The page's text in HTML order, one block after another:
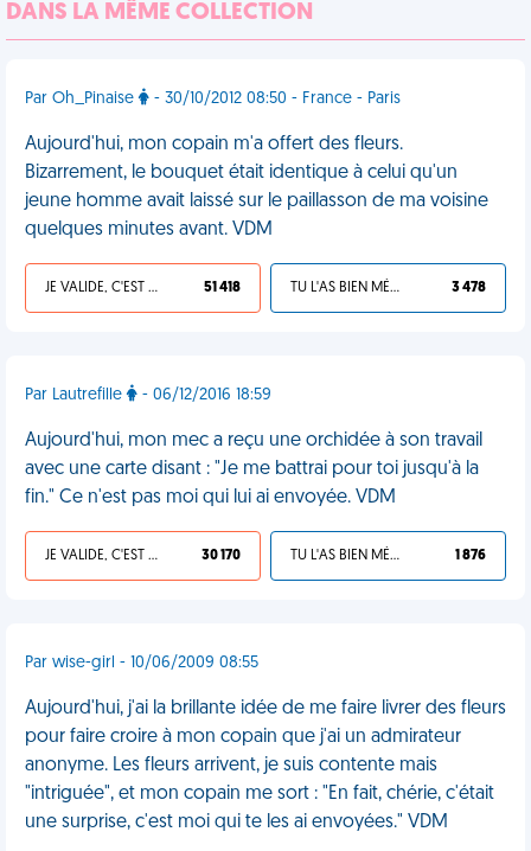
DANS LA MÊME COLLECTION
Par Oh_Pinaise - 30/10/2012 08:50 - France - Paris
Aujourd'hui, mon copain m'a offert des fleurs.
Bizarrement, le bouquet était identique à celui qu'un
jeune homme avait laissé sur le paillasson de ma voisine
quelques minutes avant. VDM
JE VALIDE, C'EST UNE VDM 51 418 TU L'AS BIEN MÉRITÉ 3 478
Par Lautrefille - 06/12/2016 18:59
Aujourd'hui, mon mec a reçu une orchidée à son travail
avec une carte disant : "Je me battrai pour toi jusqu'à la
fin." Ce n'est pas moi qui lui ai envoyée. VDM
JE VALIDE, C'EST UNE VDM 30 170 TU L'AS BIEN MÉRITÉ 1 876
Par wise-girl - 10/06/2009 08:55
Aujourd'hui, j'ai la brillante idée de me faire livrer des fleurs
pour faire croire à mon copain que j'ai un admirateur
anonyme. Les fleurs arrivent, je suis contente mais
"intriguée", et mon copain me sort : "En fait, chérie, c'était
une surprise, c'est moi qui te les ai envoyées." VDM